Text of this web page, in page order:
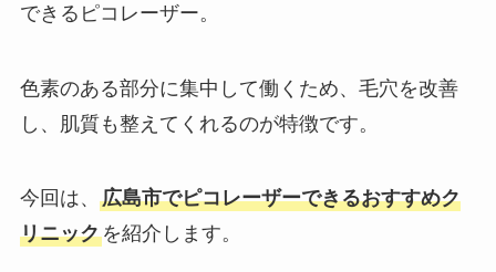
できるピコレーザー。
色素のある部分に集中して働くため、毛穴を改善
し、肌質も整えてくれるのが特徴です。
今回は、 広島市でピコレーザーできるおすすめク
リニックを紹介します。